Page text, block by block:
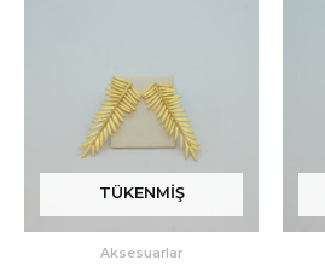
TÜKENMIŞ
Aksesuarlar